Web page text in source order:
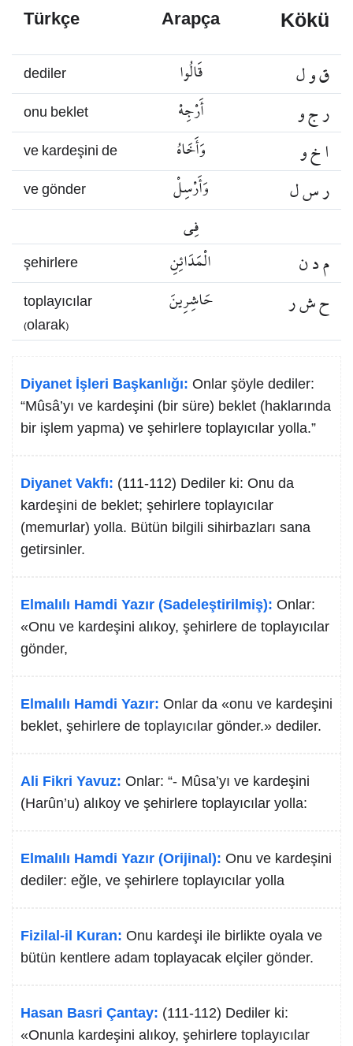
Türkçe Arapça Kökü
dediler قَالُوا ق و ل
onu beklet أَرْجِهْ ر ج و
ve kardeşini de وَأَخَاهُ ا خ و
ve gönder وَأَرْسِلْ ر س ل
فِي
şehirlere الْمَدَائِنِ م د ن
toplayıcılar
(olarak)
حَاشِرِينَ ح ش ر
Diyanet İşleri Başkanlığı: Onlar şöyle dediler:
“Mûsâ’yı ve kardeşini (bir süre) beklet (haklarında
bir işlem yapma) ve şehirlere toplayıcılar yolla.”
Diyanet Vakfı: (111-112) Dediler ki: Onu da
kardeşini de beklet; şehirlere toplayıcılar
(memurlar) yolla. Bütün bilgili sihirbazları sana
getirsinler.
Elmalılı Hamdi Yazır (Sadeleştirilmiş): Onlar:
«Onu ve kardeşini alıkoy, şehirlere de toplayıcılar
gönder,
Elmalılı Hamdi Yazır: Onlar da «onu ve kardeşini
beklet, şehirlere de toplayıcılar gönder.» dediler.
Ali Fikri Yavuz: Onlar: “- Mûsa’yı ve kardeşini
(Harûn’u) alıkoy ve şehirlere toplayıcılar yolla:
Elmalılı Hamdi Yazır (Orijinal): Onu ve kardeşini
dediler: eğle, ve şehirlere toplayıcılar yolla
Fizilal-il Kuran: Onu kardeşi ile birlikte oyala ve
bütün kentlere adam toplayacak elçiler gönder.
Hasan Basri Çantay: (111-112) Dediler ki:
«Onunla kardeşini alıkoy, şehirlere toplayıcılar